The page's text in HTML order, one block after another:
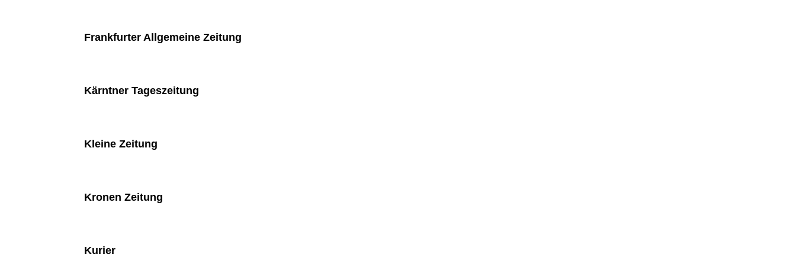
Frankfurter Allgemeine Zeitung
Kärntner Tageszeitung
Kleine Zeitung
Kronen Zeitung
Kurier